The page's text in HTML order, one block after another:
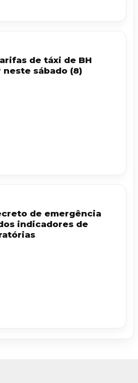
de táxi de BH
sábado (8)
de emergência
indicadores de